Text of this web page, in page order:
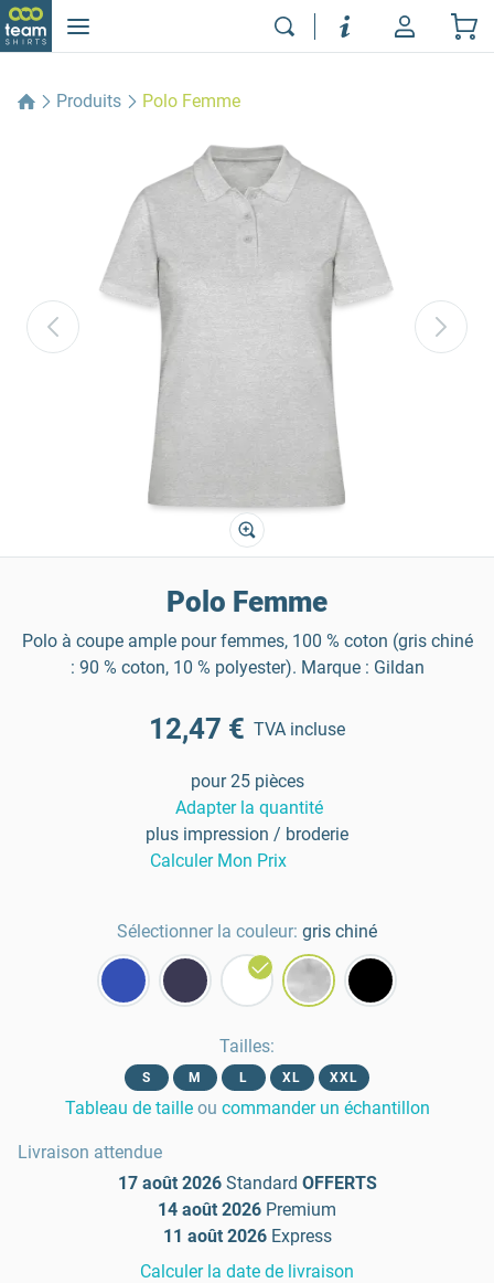
Produits Polo Femme
Polo Femme
Polo à coupe ample pour femmes, 100 % coton (gris chiné
: 90 % coton, 10 % polyester). Marque : Gildan
12,47 € TVA incluse
pour 25 pièces
Adapter la quantité
plus impression / broderie
Calculer Mon Prix
Sélectionner la couleur: gris chiné
Tailles:
S M L XL XXL
Tableau de taille ou commander un échantillon
Livraison attendue
17 août 2026 Standard OFFERTS
14 août 2026 Premium
11 août 2026 Express
Calculer la date de livraison